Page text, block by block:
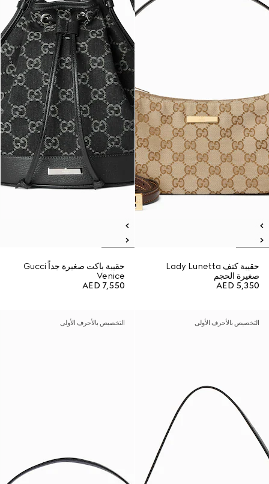
حقيبة كتف Lady Lunetta
صغيرة الحجم
AED 5,350
حقيبة باكت صغيرة جداً Gucci
Venice
AED 7,550
التخصيص بالأحرف الأولى التخصيص بالأحرف الأولى